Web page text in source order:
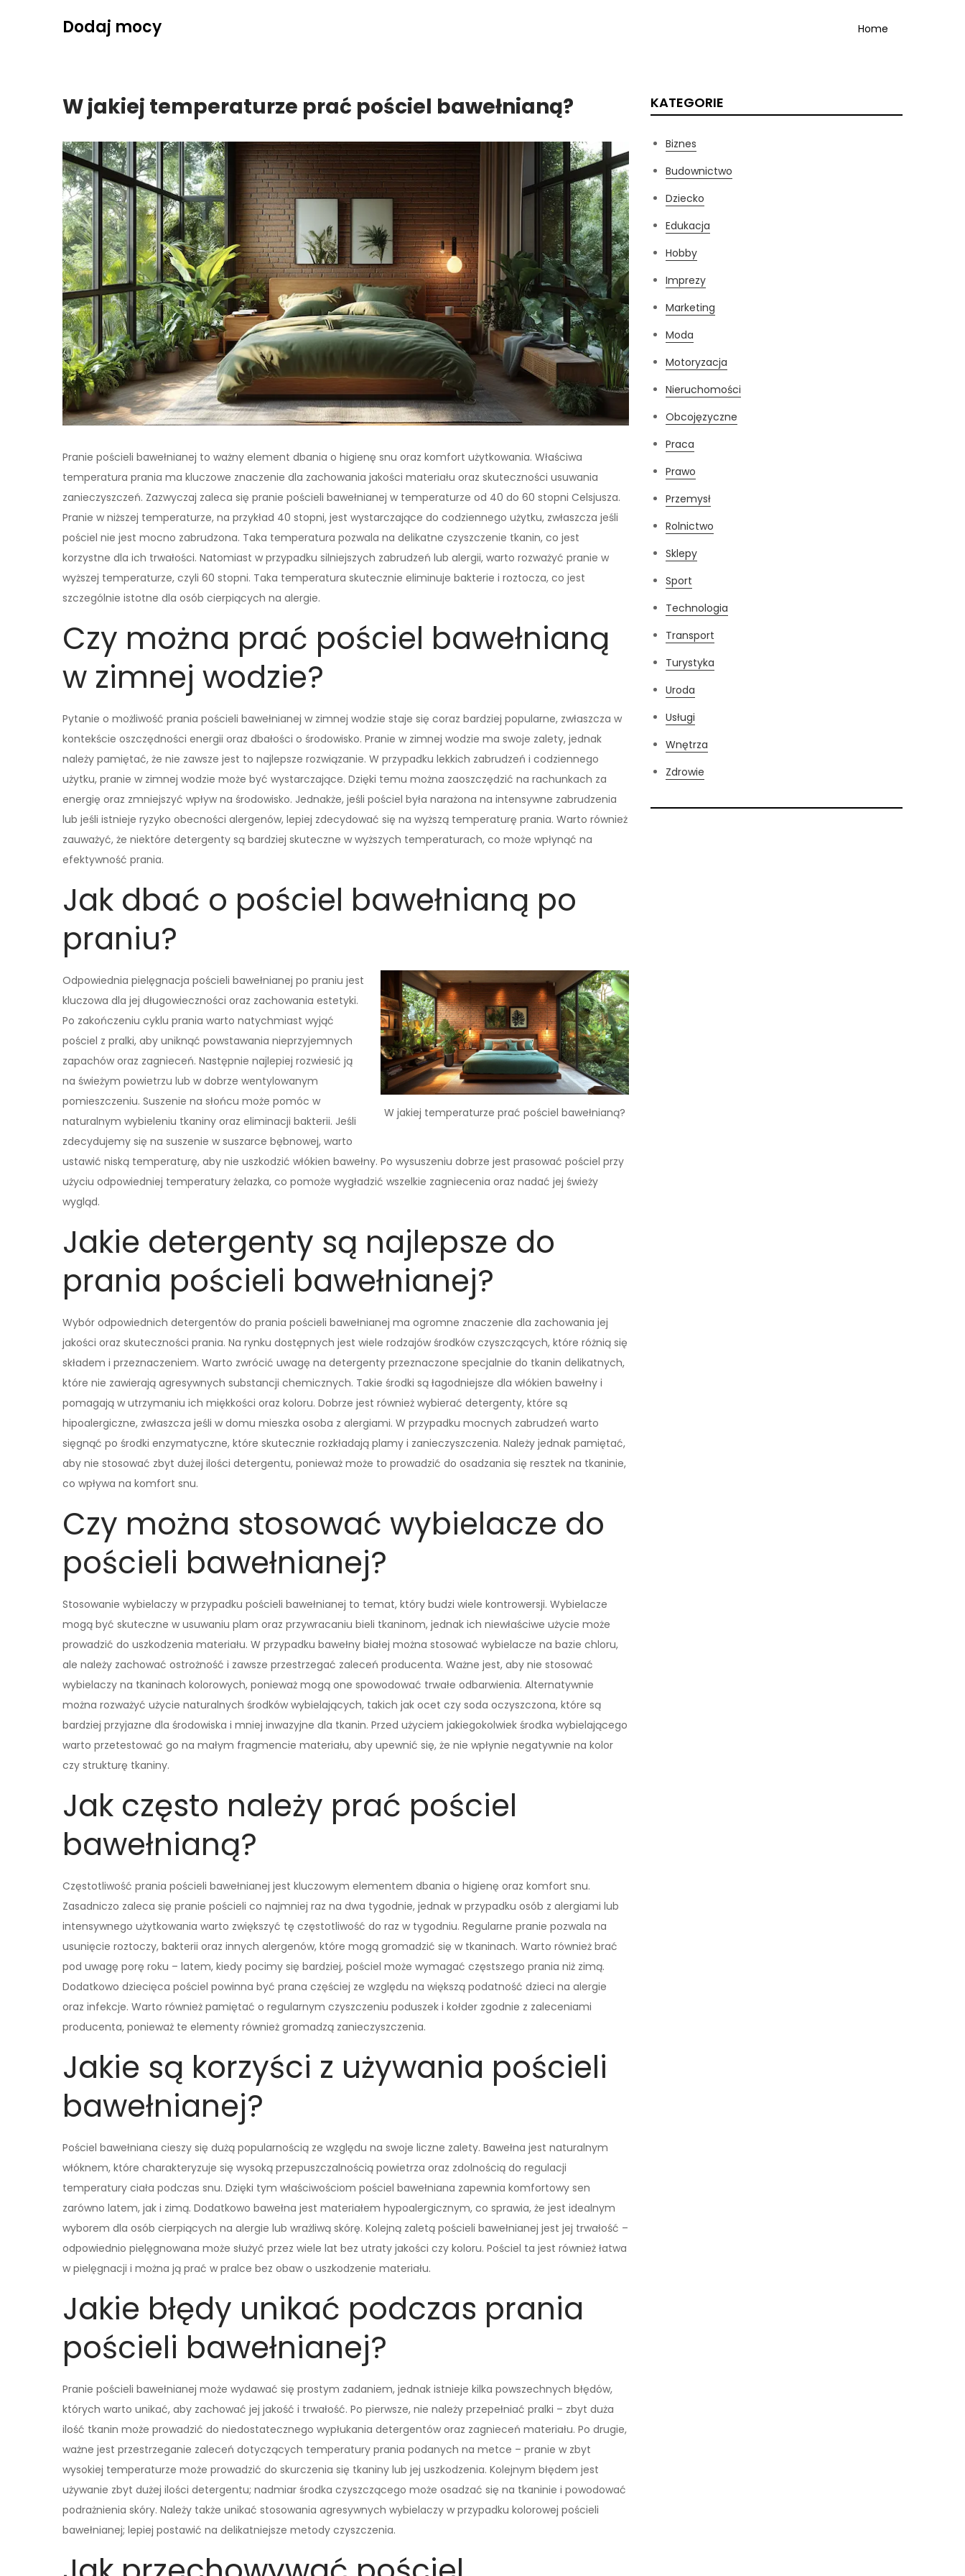
Dodaj mocy Home
W jakiej temperaturze prać pościel bawełnianą?
Pranie pościeli bawełnianej to ważny element dbania o higienę snu oraz komfort użytkowania. Właściwa
temperatura prania ma kluczowe znaczenie dla zachowania jakości materiału oraz skuteczności usuwania
zanieczyszczeń. Zazwyczaj zaleca się pranie pościeli bawełnianej w temperaturze od 40 do 60 stopni Celsjusza.
Pranie w niższej temperaturze, na przykład 40 stopni, jest wystarczające do codziennego użytku, zwłaszcza jeśli
pościel nie jest mocno zabrudzona. Taka temperatura pozwala na delikatne czyszczenie tkanin, co jest
korzystne dla ich trwałości. Natomiast w przypadku silniejszych zabrudzeń lub alergii, warto rozważyć pranie w
wyższej temperaturze, czyli 60 stopni. Taka temperatura skutecznie eliminuje bakterie i roztocza, co jest
szczególnie istotne dla osób cierpiących na alergie.
Czy można prać pościel bawełnianą
w zimnej wodzie?
Pytanie o możliwość prania pościeli bawełnianej w zimnej wodzie staje się coraz bardziej popularne, zwłaszcza w
kontekście oszczędności energii oraz dbałości o środowisko. Pranie w zimnej wodzie ma swoje zalety, jednak
należy pamiętać, że nie zawsze jest to najlepsze rozwiązanie. W przypadku lekkich zabrudzeń i codziennego
użytku, pranie w zimnej wodzie może być wystarczające. Dzięki temu można zaoszczędzić na rachunkach za
energię oraz zmniejszyć wpływ na środowisko. Jednakże, jeśli pościel była narażona na intensywne zabrudzenia
lub jeśli istnieje ryzyko obecności alergenów, lepiej zdecydować się na wyższą temperaturę prania. Warto również
zauważyć, że niektóre detergenty są bardziej skuteczne w wyższych temperaturach, co może wpłynąć na
efektywność prania.
Jak dbać o pościel bawełnianą po
praniu?
W jakiej temperaturze prać pościel bawełnianą?
Odpowiednia pielęgnacja pościeli bawełnianej po praniu jest
kluczowa dla jej długowieczności oraz zachowania estetyki.
Po zakończeniu cyklu prania warto natychmiast wyjąć
pościel z pralki, aby uniknąć powstawania nieprzyjemnych
zapachów oraz zagnieceń. Następnie najlepiej rozwiesić ją
na świeżym powietrzu lub w dobrze wentylowanym
pomieszczeniu. Suszenie na słońcu może pomóc w
naturalnym wybieleniu tkaniny oraz eliminacji bakterii. Jeśli
zdecydujemy się na suszenie w suszarce bębnowej, warto
ustawić niską temperaturę, aby nie uszkodzić włókien bawełny. Po wysuszeniu dobrze jest prasować pościel przy
użyciu odpowiedniej temperatury żelazka, co pomoże wygładzić wszelkie zagniecenia oraz nadać jej świeży
wygląd.
Jakie detergenty są najlepsze do
prania pościeli bawełnianej?
Wybór odpowiednich detergentów do prania pościeli bawełnianej ma ogromne znaczenie dla zachowania jej
jakości oraz skuteczności prania. Na rynku dostępnych jest wiele rodzajów środków czyszczących, które różnią się
składem i przeznaczeniem. Warto zwrócić uwagę na detergenty przeznaczone specjalnie do tkanin delikatnych,
które nie zawierają agresywnych substancji chemicznych. Takie środki są łagodniejsze dla włókien bawełny i
pomagają w utrzymaniu ich miękkości oraz koloru. Dobrze jest również wybierać detergenty, które są
hipoalergiczne, zwłaszcza jeśli w domu mieszka osoba z alergiami. W przypadku mocnych zabrudzeń warto
sięgnąć po środki enzymatyczne, które skutecznie rozkładają plamy i zanieczyszczenia. Należy jednak pamiętać,
aby nie stosować zbyt dużej ilości detergentu, ponieważ może to prowadzić do osadzania się resztek na tkaninie,
co wpływa na komfort snu.
Czy można stosować wybielacze do
pościeli bawełnianej?
Stosowanie wybielaczy w przypadku pościeli bawełnianej to temat, który budzi wiele kontrowersji. Wybielacze
mogą być skuteczne w usuwaniu plam oraz przywracaniu bieli tkaninom, jednak ich niewłaściwe użycie może
prowadzić do uszkodzenia materiału. W przypadku bawełny białej można stosować wybielacze na bazie chloru,
ale należy zachować ostrożność i zawsze przestrzegać zaleceń producenta. Ważne jest, aby nie stosować
wybielaczy na tkaninach kolorowych, ponieważ mogą one spowodować trwałe odbarwienia. Alternatywnie
można rozważyć użycie naturalnych środków wybielających, takich jak ocet czy soda oczyszczona, które są
bardziej przyjazne dla środowiska i mniej inwazyjne dla tkanin. Przed użyciem jakiegokolwiek środka wybielającego
warto przetestować go na małym fragmencie materiału, aby upewnić się, że nie wpłynie negatywnie na kolor
czy strukturę tkaniny.
Jak często należy prać pościel
bawełnianą?
Częstotliwość prania pościeli bawełnianej jest kluczowym elementem dbania o higienę oraz komfort snu.
Zasadniczo zaleca się pranie pościeli co najmniej raz na dwa tygodnie, jednak w przypadku osób z alergiami lub
intensywnego użytkowania warto zwiększyć tę częstotliwość do raz w tygodniu. Regularne pranie pozwala na
usunięcie roztoczy, bakterii oraz innych alergenów, które mogą gromadzić się w tkaninach. Warto również brać
pod uwagę porę roku – latem, kiedy pocimy się bardziej, pościel może wymagać częstszego prania niż zimą.
Dodatkowo dziecięca pościel powinna być prana częściej ze względu na większą podatność dzieci na alergie
oraz infekcje. Warto również pamiętać o regularnym czyszczeniu poduszek i kołder zgodnie z zaleceniami
producenta, ponieważ te elementy również gromadzą zanieczyszczenia.
Jakie są korzyści z używania pościeli
bawełnianej?
Pościel bawełniana cieszy się dużą popularnością ze względu na swoje liczne zalety. Bawełna jest naturalnym
włóknem, które charakteryzuje się wysoką przepuszczalnością powietrza oraz zdolnością do regulacji
temperatury ciała podczas snu. Dzięki tym właściwościom pościel bawełniana zapewnia komfortowy sen
zarówno latem, jak i zimą. Dodatkowo bawełna jest materiałem hypoalergicznym, co sprawia, że jest idealnym
wyborem dla osób cierpiących na alergie lub wrażliwą skórę. Kolejną zaletą pościeli bawełnianej jest jej trwałość –
odpowiednio pielęgnowana może służyć przez wiele lat bez utraty jakości czy koloru. Pościel ta jest również łatwa
w pielęgnacji i można ją prać w pralce bez obaw o uszkodzenie materiału.
Jakie błędy unikać podczas prania
pościeli bawełnianej?
Pranie pościeli bawełnianej może wydawać się prostym zadaniem, jednak istnieje kilka powszechnych błędów,
których warto unikać, aby zachować jej jakość i trwałość. Po pierwsze, nie należy przepełniać pralki – zbyt duża
ilość tkanin może prowadzić do niedostatecznego wypłukania detergentów oraz zagnieceń materiału. Po drugie,
ważne jest przestrzeganie zaleceń dotyczących temperatury prania podanych na metce – pranie w zbyt
wysokiej temperaturze może prowadzić do skurczenia się tkaniny lub jej uszkodzenia. Kolejnym błędem jest
używanie zbyt dużej ilości detergentu; nadmiar środka czyszczącego może osadzać się na tkaninie i powodować
podrażnienia skóry. Należy także unikać stosowania agresywnych wybielaczy w przypadku kolorowej pościeli
bawełnianej; lepiej postawić na delikatniejsze metody czyszczenia.
KATEGORIE
Biznes
Budownictwo
Dziecko
Edukacja
Hobby
Imprezy
Marketing
Moda
Motoryzacja
Nieruchomości
Obcojęzyczne
Praca
Prawo
Przemysł
Rolnictwo
Sklepy
Sport
Technologia
Transport
Turystyka
Uroda
Usługi
Wnętrza
Zdrowie